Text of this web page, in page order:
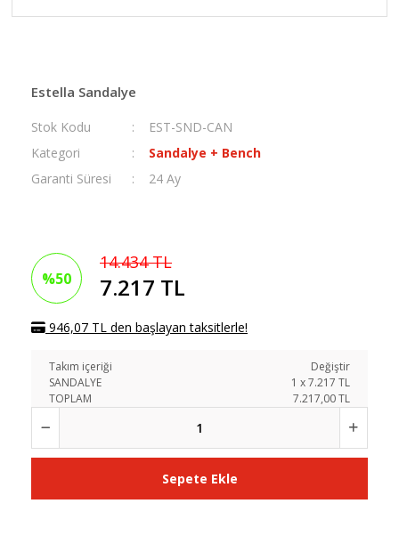
Estella Sandalye
Stok Kodu
EST-SND-CAN
Kategori
Sandalye + Bench
Garanti Süresi
24 Ay
%50
14.434 TL
7.217 TL
946,07 TL den başlayan taksitlerle!
Takım içeriği
Değiştir
SANDALYE
1 x7.217 TL
TOPLAM
7.217,00 TL
Sepete Ekle